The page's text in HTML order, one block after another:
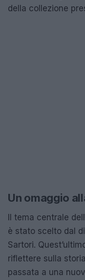
della collezione
Un omaggio
Il tema centrale
è stato scelto dal
Sartori.
riflettere sulla
passata a una